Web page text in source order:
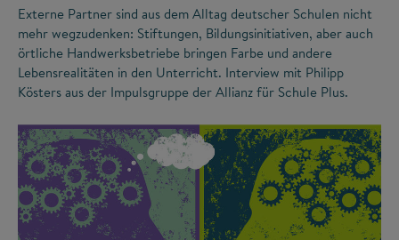
Externe Partner sind aus dem Alltag deutscher Schulen nicht
mehr wegzudenken: Stiftungen, Bildungsinitiativen, aber auch
örtliche Handwerksbetriebe bringen Farbe und andere
Lebensrealitäten in den Unterricht. Interview mit Philipp
Kösters aus der Impulsgruppe der Allianz für Schule Plus.